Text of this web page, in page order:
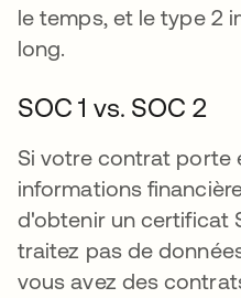
le temps, et le type 2
long.
SOC 1 vs. SOC 2
Si votre contrat porte
informations
d'obtenir un certificat
traitez pas de
vous avez des